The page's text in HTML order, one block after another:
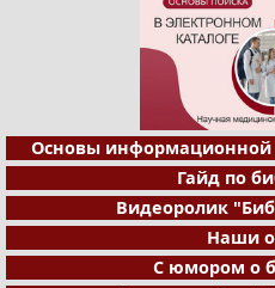
Основы информационной
Гайд по
Видеоролик
Наши
С юмором о